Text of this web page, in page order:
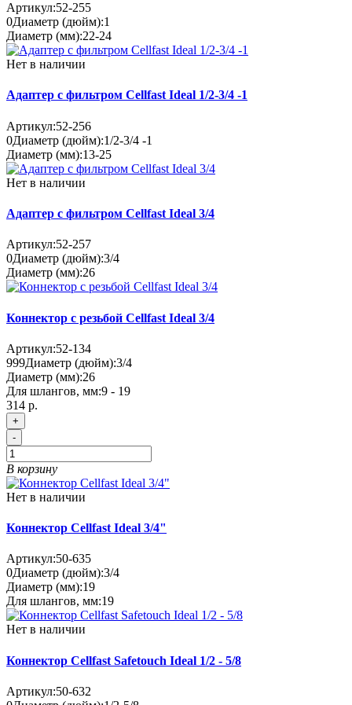
Артикул:52-255
0Диаметр (дюйм):1
Диаметр (мм):22-24
Нет в наличии
Адаптер с фильтром Cellfast Ideal 1/2-3/4 -1
Артикул:52-256
0Диаметр (дюйм):1/2-3/4 -1
Диаметр (мм):13-25
Нет в наличии
Адаптер с фильтром Cellfast Ideal 3/4
Артикул:52-257
0Диаметр (дюйм):3/4
Диаметр (мм):26
Коннектор с резьбой Cellfast Ideal 3/4
Артикул:52-134
999Диаметр (дюйм):3/4
Диаметр (мм):26
Для шлангов, мм:9 - 19
314 р.
+
-
В корзину
Нет в наличии
Коннектор Cellfast Ideal 3/4"
Артикул:50-635
0Диаметр (дюйм):3/4
Диаметр (мм):19
Для шлангов, мм:19
Нет в наличии
Коннектор Cellfast Safetouch Ideal 1/2 - 5/8
Артикул:50-632